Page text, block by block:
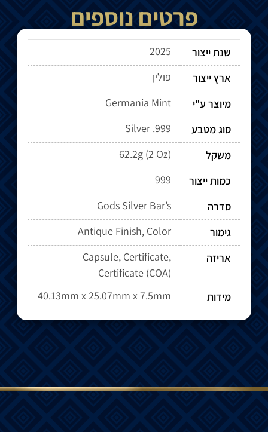
פרטים נוספים
שנת ייצור
2025
ארץ ייצור
פולין
מיוצר ע"י
Germania Mint
סוג מטבע
Silver .999
משקל
62.2g (2 Oz)
כמות ייצור
999
סדרה
Gods Silver Bar’s
גימור
Antique Finish, Color
אריזה
Capsule, Certificate,
Certificate (COA)
מידות
40.13mm x 25.07mm x 7.5mm